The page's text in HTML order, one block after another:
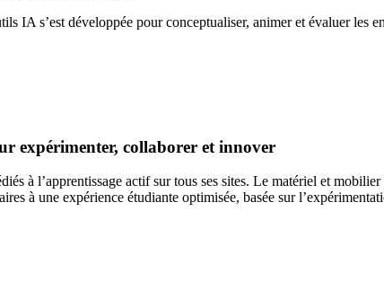
IA s’est développée pour conceptualiser, animer et évaluer les
expérimenter, collaborer et innover
à l’apprentissage actif sur tous ses sites. Le matériel et
à une expérience étudiante optimisée, basée sur